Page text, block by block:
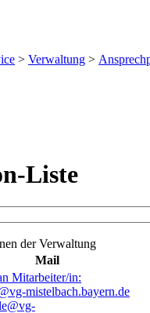
> Verwaltung >
Liste
der Verwaltung
Mail